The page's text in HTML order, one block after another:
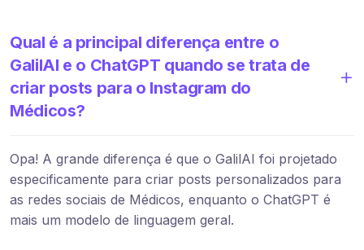
Qual é a principal diferença entre o
GalilAI e o ChatGPT quando se trata de
criar posts para o Instagram do
Médicos?
Opa! A grande diferença é que o GalilAI foi projetado
especificamente para criar posts personalizados para
as redes sociais de Médicos, enquanto o ChatGPT é
mais um modelo de linguagem geral.